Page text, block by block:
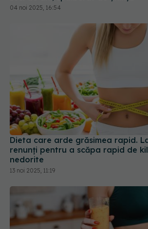
Dieta care arde grăsimea rapid.
renunți pentru a scăpa rapid de
nedorite
13 noi 2025, 11:19